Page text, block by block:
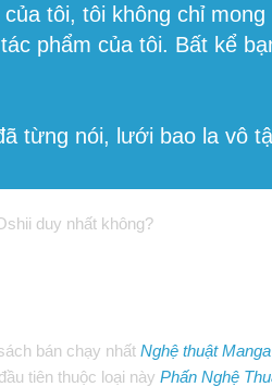
tôi, tôi không chỉ
phẩm của tôi. Bất kể
từng nói, lưới bao la vô
duy nhất không?
bán chạy nhất Nghệ thuật
tiên thuộc loại này Phấn Nghệ